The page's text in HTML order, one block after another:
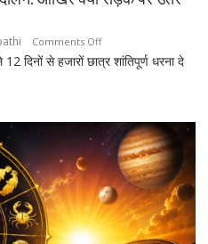
प्रबुद्धजन
Comments Offon
झारखंड
शांतिपूर्ण
आंदोलन:
आखिर
क्यों
सड़क
पर
दिनों से हजारों छात्र शांतिपूर्ण धरना दे